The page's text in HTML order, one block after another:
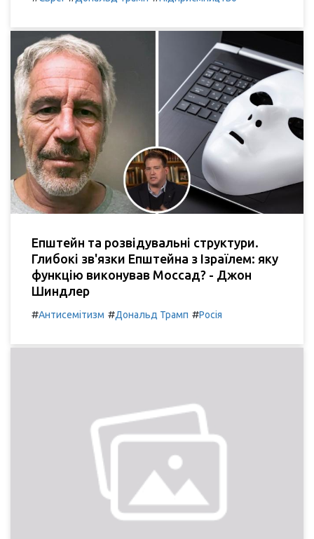
Епштейн та розвідувальні структури.
Глибокі зв'язки Епштейна з Ізраїлем: яку
функцію виконував Моссад? - Джон
Шиндлер
#Антисемітизм #Дональд Трамп #Росія